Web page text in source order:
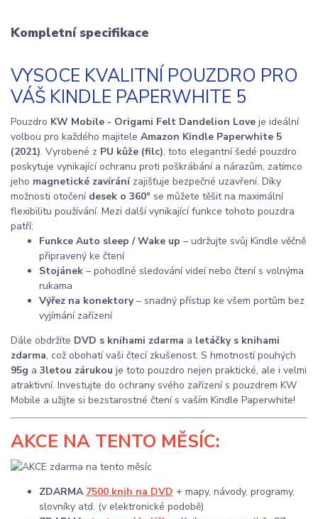
Kompletní specifikace
VYSOCE KVALITNÍ POUZDRO PRO
VÁŠ KINDLE PAPERWHITE 5
Pouzdro KW Mobile - Origami Felt Dandelion Love je ideální
volbou pro každého majitele Amazon Kindle Paperwhite 5
(2021). Vyrobené z PU kůže (filc), toto elegantní šedé pouzdro
poskytuje vynikající ochranu proti poškrábání a nárazům, zatímco
jeho magnetické zavíránízajišťuje bezpečné uzavření. Díky
možnosti otočení desek o 360° se můžete těšit na maximální
flexibilitu používání. Mezi další vynikající funkce tohoto pouzdra
patří:
Funkce Auto sleep / Wake up – udržujte svůj Kindle věčně
připravený ke čtení
Stojánek – pohodlné sledování videí nebo čtení s volnýma
rukama
Výřez na konektory– snadný přístup ke všem portům bez
vyjímání zařízení
Dále obdržíte DVD s knihami zdarma a letáčky s knihami
zdarma, což obohatí vaši čtecí zkušenost. S hmotností pouhých
95g a 3letou zárukou je toto pouzdro nejen praktické, ale i velmi
atraktivní. Investujte do ochrany svého zařízení s pouzdrem KW
Mobile a užijte si bezstarostné čtení s vaším Kindle Paperwhite!
AKCE NA TENTO MĚSÍC:
ZDARMA 7500 knih na DVD + mapy, návody, programy,
slovníky atd. (v elektronické podobě)